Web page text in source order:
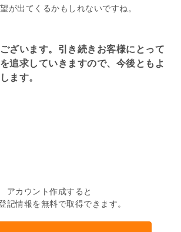
が出てくるかもしれないですね。
ざいます。引き続きお客様にとって
追求していきますので、今後ともよ
ます。
アカウント作成すると
記情報を無料で取得できます。